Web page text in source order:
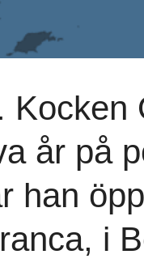
Kocken
år på
han
i